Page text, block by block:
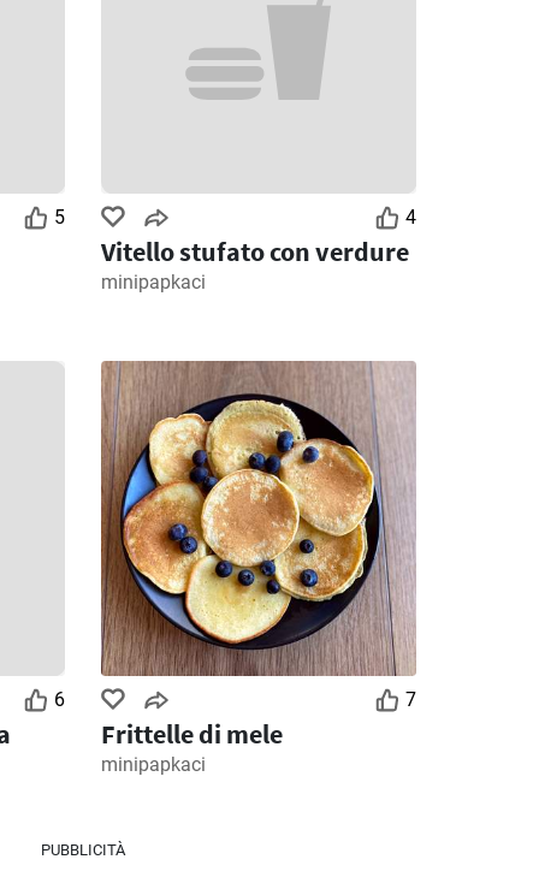
Giorni rimanenti: 4
MD Discount volantino
28/07/2026 - 09/08/2026
Giorni rimanenti: 7
Ipercoop volantino
30/07/2026 - 12/08/2026
5 4
Vitello stufato con verdure
minipapkaci
6 7
Frittelle di mele
minipapkaci
PUBBLICITÀ